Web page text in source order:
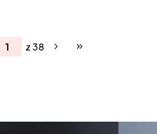
z 38 Przejdź do ostatniej